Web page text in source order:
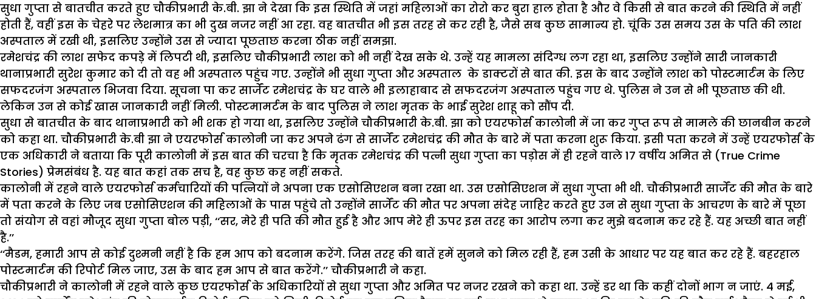
सुधा गुप्ता से बातचीत करते हुए चौकीप्रभारी के.बी. झा ने देखा कि इस स्थिति में जहां महिलाओं का रोरो कर बुरा हाल होता है और वे किसी से बात करने की स्थिति में नहीं
होती हैं, वहीं इस के चेहरे पर लेशमात्र का भी दुख नजर नहीं आ रहा. वह बातचीत भी इस तरह से कर रही है, जैसे सब कुछ सामान्य हो. चूंकि उस समय उस के पति की लाश
अस्पताल में रखी थी, इसलिए उन्होंने उस से ज्यादा पूछताछ करना ठीक नहीं समझा.
रमेशचंद्र की लाश सफेद कपड़े में लिपटी थी, इसलिए चौकीप्रभारी लाश को भी नहीं देख सके थे. उन्हें यह मामला संदिग्ध लग रहा था, इसलिए उन्होंने सारी जानकारी
थानाप्रभारी सुरेश कुमार को दी तो वह भी अस्पताल पहुंच गए. उन्होंने भी सुधा गुप्ता और अस्पताल के डाक्टरों से बात की. इस के बाद उन्होंने लाश को पोस्टमार्टम के लिए
सफदरजंग अस्पताल भिजवा दिया. सूचना पा कर सार्जेंट रमेशचंद्र के घर वाले भी इलाहाबाद से सफदरजंग अस्पताल पहुंच गए थे. पुलिस ने उन से भी पूछताछ की थी.
लेकिन उन से कोई खास जानकारी नहीं मिली. पोस्टमामर्टम के बाद पुलिस ने लाश मृतक के भाई सुरेश शाहू को सौंप दी.
सुधा से बातचीत के बाद थानाप्रभारी को भी शक हो गया था, इसलिए उन्होंने चौकीप्रभारी के.बी. झा को एयरफोर्स कालोनी में जा कर गुप्त रूप से मामले की छानबीन करने
को कहा था. चौकीप्रभारी के.बी झा ने एयरफोर्स कालोनी जा कर अपने ढंग से सार्जेंट रमेशचंद्र की मौत के बारे में पता करना शुरू किया. इसी पता करने में उन्हें एयरफोर्स के
एक अधिकारी ने बताया कि पूरी कालोनी में इस बात की चरचा है कि मृतक रमेशचंद्र की पत्नी सुधा गुप्ता का पड़ोस में ही रहने वाले 17 वर्षीय अमित से (True Crime
Stories) प्रेमसंबंध है. यह बात कहां तक सच है, वह कुछ कह नहीं सकते.
कालोनी में रहने वाले एयरफोर्स कर्मचारियों की पत्नियों ने अपना एक एसोसिएशन बना रखा था. उस एसोसिएशन में सुधा गुप्ता भी थी. चौकीप्रभारी सार्जेंट की मौत के बारे
में पता करने के लिए जब एसोसिएशन की महिलाओं के पास पहुंचे तो उन्होंने सार्जेंट की मौत पर अपना संदेह जाहिर करते हुए उन से सुधा गुप्ता के आचरण के बारे में पूछा
तो संयोग से वहां मौजूद सुधा गुप्ता बोल पड़ी, ‘‘सर, मेरे ही पति की मौत हुई है और आप मेरे ही ऊपर इस तरह का आरोप लगा कर मुझे बदनाम कर रहे हैं. यह अच्छी बात नहीं
है.’’
‘‘मैडम, हमारी आप से कोई दुश्मनी नहीं है कि हम आप को बदनाम करेंगे. जिस तरह की बातें हमें सुनने को मिल रही हैं, हम उसी के आधार पर यह बात कर रहे हैं. बहरहाल
पोस्टमार्टम की रिपोर्ट मिल जाए, उस के बाद हम आप से बात करेंगे.’’ चौकीप्रभारी ने कहा.
चौकीप्रभारी ने कालोनी में रहने वाले कुछ एयरफोर्स के अधिकारियों से सुधा गुप्ता और अमित पर नजर रखने को कहा था. उन्हें डर था कि कहीं दोनों भाग न जाएं. 4 मई,